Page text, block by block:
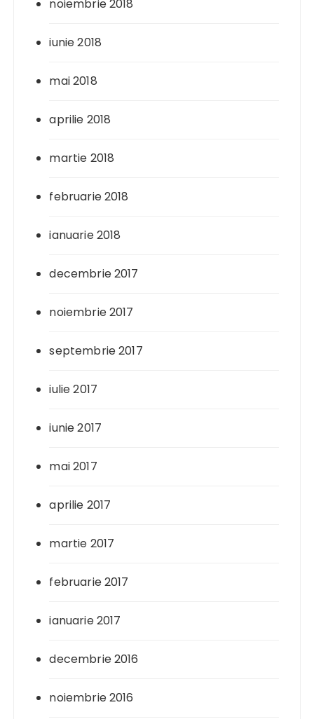
noiembrie 2018
iunie 2018
mai 2018
aprilie 2018
martie 2018
februarie 2018
ianuarie 2018
decembrie 2017
noiembrie 2017
septembrie 2017
iulie 2017
iunie 2017
mai 2017
aprilie 2017
martie 2017
februarie 2017
ianuarie 2017
decembrie 2016
noiembrie 2016